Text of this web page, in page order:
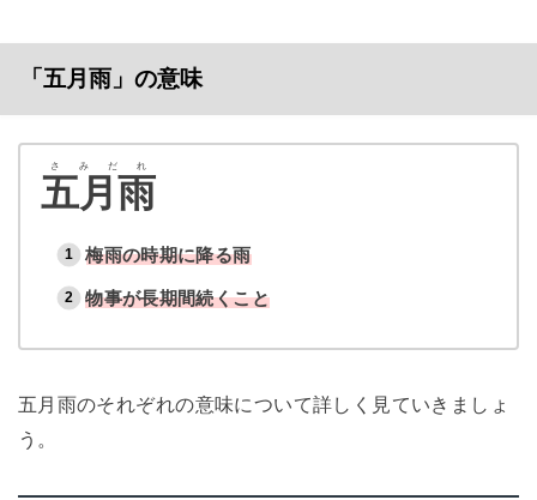
「五月雨」の意味
五月雨
さみだれ
梅雨の時期に降る雨
物事が長期間続くこと
五月雨のそれぞれの意味について詳しく見ていきましょ
う。